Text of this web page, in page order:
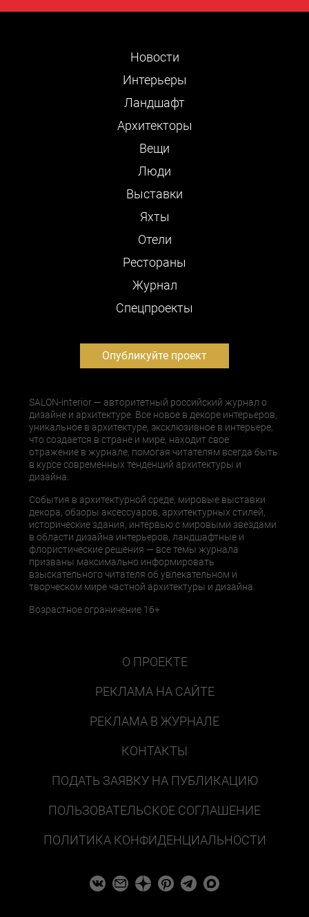
Новости
Интерьеры
Ландшафт
Архитекторы
Вещи
Люди
Выставки
Яхты
Отели
Рестораны
Журнал
Cпецпроекты
Опубликуйте проект
SALON-interior — авторитетный российский журнал о
дизайне и архитектуре. Все новое в декоре интерьеров,
уникальное в архитектуре, эксклюзивное в интерьере,
что создается в стране и мире, находит свое
отражение в журнале, помогая читателям всегда быть
в курсе современных тенденций архитектуры и
дизайна.
События в архитектурной среде, мировые выставки
декора, обзоры аксессуаров, архитектурных стилей,
исторические здания, интервью с мировыми звездами
в области дизайна интерьеров, ландшафтные и
флористические решения — все темы журнала
призваны максимально информировать
взыскательного читателя об увлекательном и
творческом мире частной архитектуры и дизайна.
Возрастное ограничение 16+
О ПРОЕКТЕ
РЕКЛАМА НА САЙТЕ
РЕКЛАМА В ЖУРНАЛЕ
КОНТАКТЫ
ПОДАТЬ ЗАЯВКУ НА ПУБЛИКАЦИЮ
ПОЛЬЗОВАТЕЛЬСКОЕ СОГЛАШЕНИЕ
ПОЛИТИКА КОНФИДЕНЦИАЛЬНОСТИ